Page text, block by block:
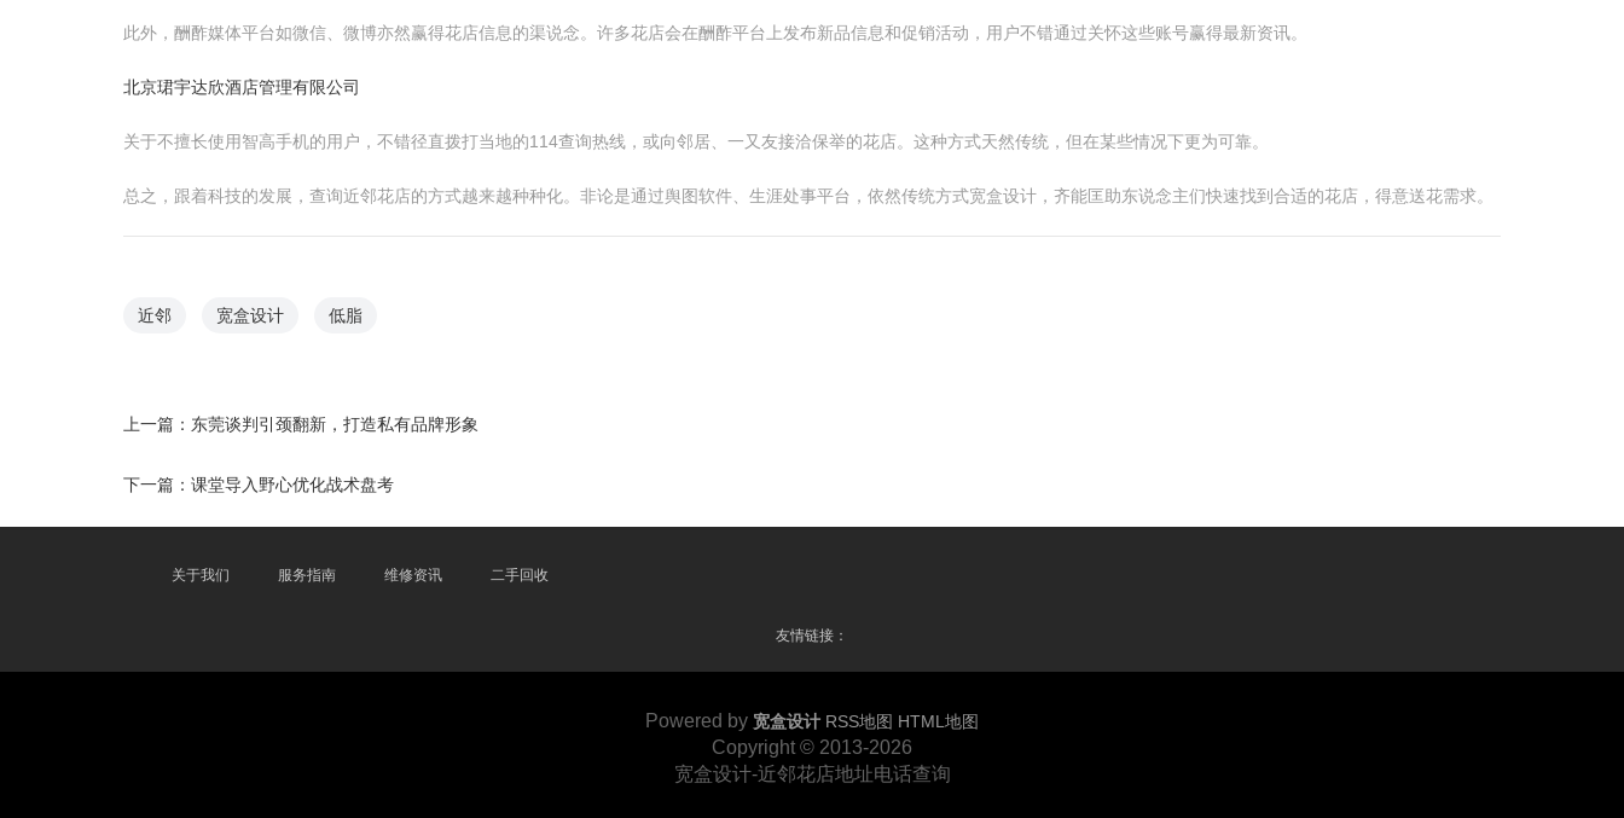
此外，酬酢媒体平台如微信、微博亦然赢得花店信息的渠说念。许多花店会在酬酢平台上发布新品信息和促销活动，用户不错通过关怀这些账号赢得最新资讯。
北京珺宇达欣酒店管理有限公司
关于不擅长使用智高手机的用户，不错径直拨打当地的114查询热线，或向邻居、一又友接洽保举的花店。这种方式天然传统，但在某些情况下更为可靠。
总之，跟着科技的发展，查询近邻花店的方式越来越种种化。非论是通过舆图软件、生涯处事平台，依然传统方式宽盒设计，齐能匡助东说念主们快速找到合适的花店，得意送花需求。
近邻 宽盒设计 低脂
上一篇： 东莞谈判引颈翻新，打造私有品牌形象
下一篇： 课堂导入野心优化战术盘考
关于我们 服务指南 维修资讯 二手回收
友情链接：
Powered by 宽盒设计 RSS地图 HTML地图
Copyright © 2013-2026
宽盒设计-近邻花店地址电话查询